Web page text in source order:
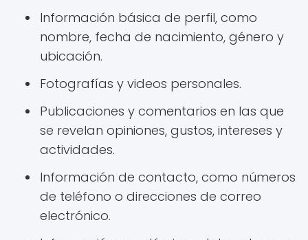
Información básica de perfil, como
nombre, fecha de nacimiento, género y
ubicación.
Fotografías y videos personales.
Publicaciones y comentarios en las que
se revelan opiniones, gustos, intereses y
actividades.
Información de contacto, como números
de teléfono o direcciones de correo
electrónico.